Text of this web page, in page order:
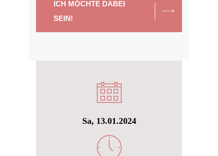
ICH MÖCHTE DABEI
SEIN!
Sa, 13.01.2024